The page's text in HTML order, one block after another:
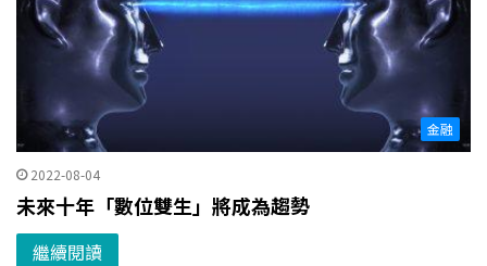
金融
2022-08-04
未來十年「數位雙生」將成為趨勢
繼續閱讀